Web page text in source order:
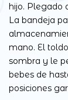
hijo. Plegado
La bandeja
mano. El
sombra y le
bebes de
posiciones